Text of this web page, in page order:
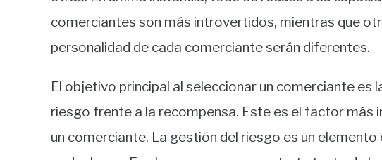
comerciantes son más introvertidos, mientras que
personalidad de cada comerciante serán diferentes.
El objetivo principal al seleccionar un comerciante es
riesgo frente a la recompensa. Este es el factor más
un comerciante. La gestión del riesgo es un